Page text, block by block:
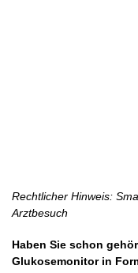
Rechtlicher Hinweis:
Arztbesuch
Haben Sie schon
Glukosemonitor in